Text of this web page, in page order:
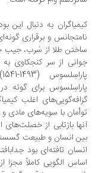
به دنبال این بودند
و برقراری گونه‌ای
طلا از سُرب، جیب حامیان
از سر کنجکاوی به
برای گوته در این
اغلب کیمیاگرانِ
با سویه‌های مادی و
بازتابی از خصلت‌های انسانی
انسان و طبیعت گسستی بود
تافته‌ای بود جدابافته از
الگویی کاملاً مجزا از